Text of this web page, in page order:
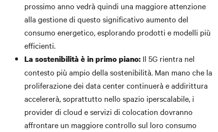
prossimo anno vedrà quindi una maggiore attenzione
alla gestione di questo significativo aumento del
consumo energetico, esplorando prodotti e modelli più
efficienti.
La sostenibilità è in primo piano: Il 5G rientra nel
contesto più ampio della sostenibilità. Man mano che la
proliferazione dei data center continuerà e addirittura
accelererà, soprattutto nello spazio iperscalabile, i
provider di cloud e servizi di colocation dovranno
affrontare un maggiore controllo sul loro consumo